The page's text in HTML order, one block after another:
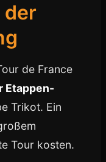
der
de France
Etappen-
Trikot. Ein
Tour kosten.